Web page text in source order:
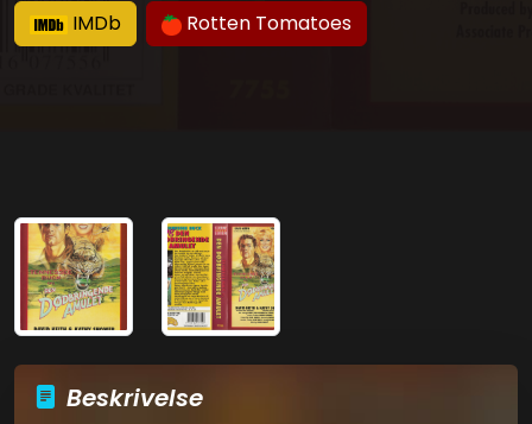
IMDb Rotten Tomatoes
Beskrivelse